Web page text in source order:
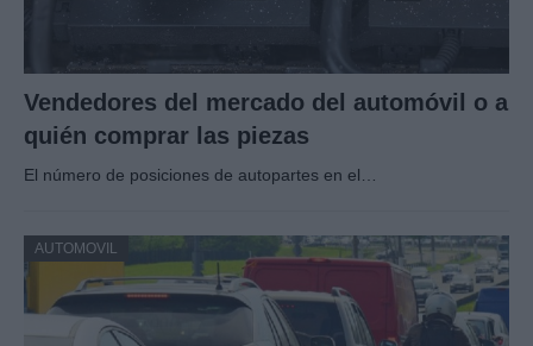
Vendedores del mercado del automóvil o a
quién comprar las piezas
El número de posiciones de autopartes en el…
AUTOMOVIL